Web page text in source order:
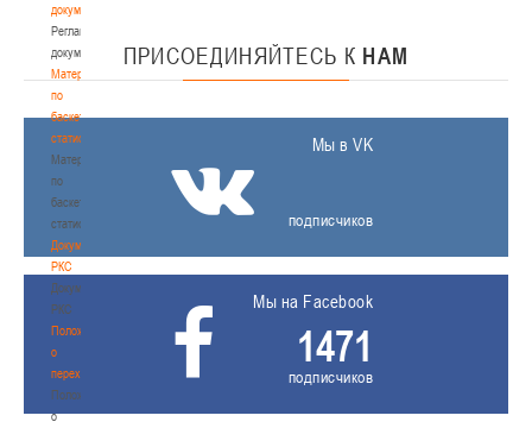
документы
Регламентирующие
документы
Материалы
по
баскетбольной
статистике
Материалы
по
баскетбольной
статистике
Документы
РКС
Документы
РКС
Положение
о
переходах
Положение
о
ПРИСОЕДИНЯЙТЕСЬ К НАМ
Мы в VK
подписчиков
Мы на Facebook
1471
подписчиков